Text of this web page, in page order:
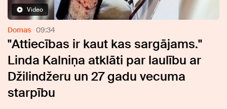
Video
Domas 09:34
"Attiecības ir kaut kas sargājams."
Linda Kalniņa atklāti par laulību ar
Džilindžeru un 27 gadu vecuma
starpību